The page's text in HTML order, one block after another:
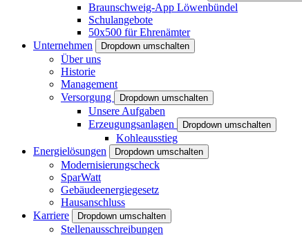
Braunschweig-App Löwenbündel
Schulangebote
50x500 für Ehrenämter
Unternehmen
Dropdown umschalten
Über uns
Historie
Management
Versorgung
Dropdown umschalten
Unsere Aufgaben
Erzeugungsanlagen
Dropdown umschalten
Kohleausstieg
Energielösungen
Dropdown umschalten
Modernisierungscheck
SparWatt
Gebäudeenergiegesetz
Hausanschluss
Karriere
Dropdown umschalten
Stellenausschreibungen